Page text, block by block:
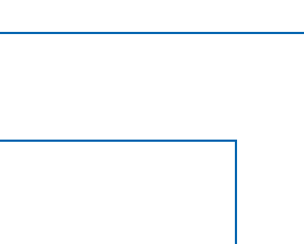
als besonders